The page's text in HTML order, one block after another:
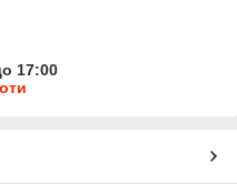
17:00